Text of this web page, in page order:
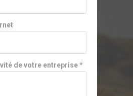
de votre entreprise *